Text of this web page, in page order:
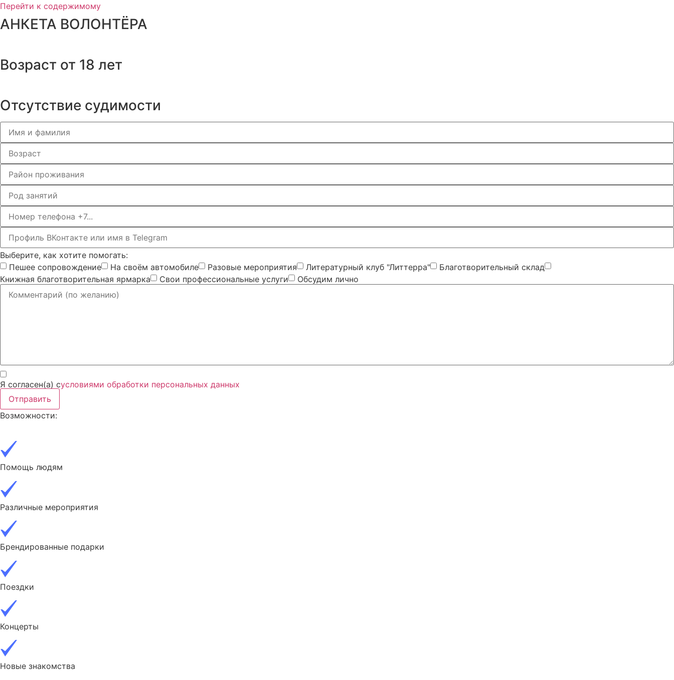
Перейти к содержимому
АНКЕТА ВОЛОНТЁРА
Возраст от 18 лет
Отсутствие судимости
Выберите, как хотите помогать:
Пешее сопровождение
На своём автомобиле Разовые мероприятия Литературный клуб "Литтерра"
Благотворительный склад
Книжная благотворительная ярмарка
Свои профессиональные услуги Обсудим лично
Я согласен(а) сусловиями обработки персональных данных
Отправить
Возможности:
Помощь людям
Различные мероприятия
Брендированные подарки
Поездки
Концерты
Новые знакомства